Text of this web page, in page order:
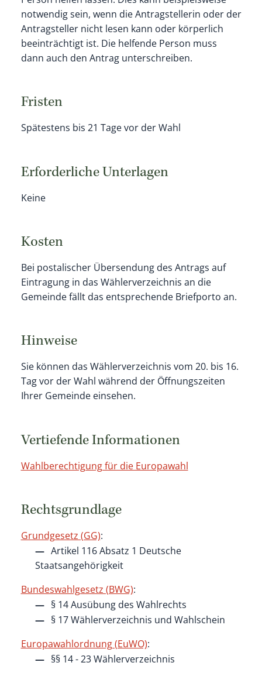
notwendig sein, wenn die Antragstellerin oder der
Antragsteller nicht lesen kann oder körperlich
beeinträchtigt ist. Die helfende Person muss
dann auch den Antrag unterschreiben.
Fristen
Spätestens bis 21 Tage vor der Wahl
Erforderliche Unterlagen
Keine
Kosten
Bei postalischer Übersendung des Antrags auf
Eintragung in das Wählerverzeichnis an die
Gemeinde fällt das entsprechende Briefporto an.
Hinweise
Sie können das Wählerverzeichnis vom 20. bis 16.
Tag vor der Wahl während der Öffnungszeiten
Ihrer Gemeinde einsehen.
Vertiefende Informationen
Wahlberechtigung für die Europawahl
Rechtsgrundlage
Grundgesetz (GG):
Artikel 116 Absatz 1 Deutsche
Staatsangehörigkeit
Bundeswahlgesetz (BWG):
§ 14 Ausübung des Wahlrechts
§ 17 Wählerverzeichnis und Wahlschein
Europawahlordnung (EuWO):
§§ 14 - 23 Wählerverzeichnis